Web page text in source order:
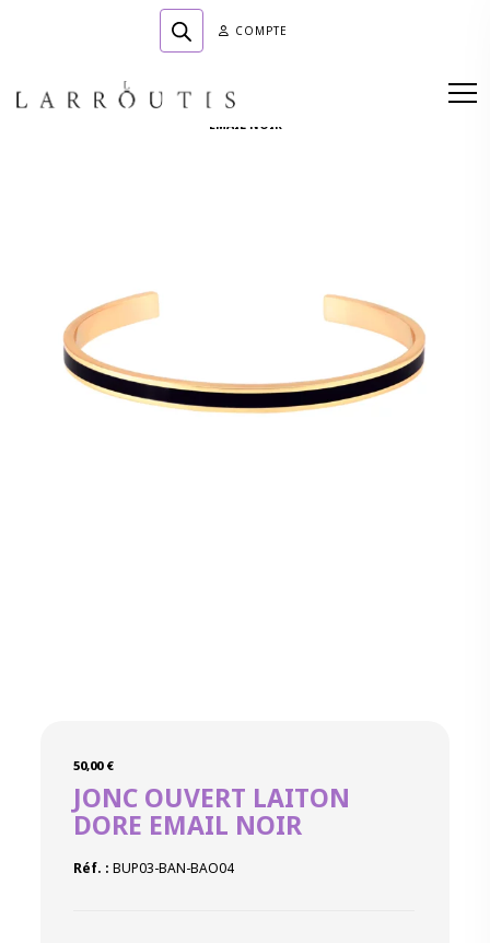
COMPTE
50,00 €
JONC OUVERT LAITON
DORE EMAIL NOIR
Réf. : BUP03-BAN-BAO04
Accueil» Boutique BIJOUTERIE Bracelets
EMAIL NOIR